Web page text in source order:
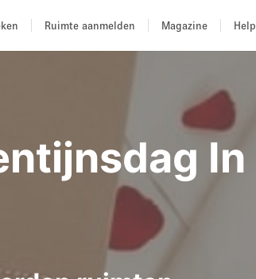
Ruimte aanmelden Magazine Help
In